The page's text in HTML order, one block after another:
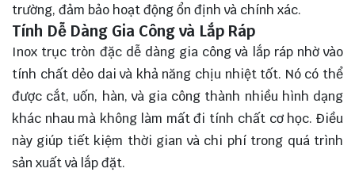
trường, đảm bảo hoạt động ổn định và chính xác.
Tính Dễ Dàng Gia Công và Lắp Ráp
Inox trục tròn đặc dễ dàng gia công và lắp ráp nhờ vào
tính chất dẻo dai và khả năng chịu nhiệt tốt. Nó có thể
được cắt, uốn, hàn, và gia công thành nhiều hình dạng
khác nhau mà không làm mất đi tính chất cơ học. Điều
này giúp tiết kiệm thời gian và chi phí trong quá trình
sản xuất và lắp đặt.